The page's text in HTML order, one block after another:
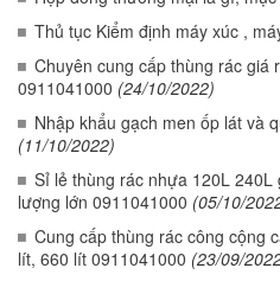
Thủ tục Kiểm định máy xúc ,
Chuyên cung cấp thùng rác giá
0911041000 (24/10/2022)
Nhập khẩu gạch men ốp lát và
(11/10/2022)
Sỉ lẻ thùng rác nhựa 120L
lượng lớn 0911041000 (05/10/
Cung cấp thùng rác công cộng
lít, 660 lít 0911041000 (23/09/